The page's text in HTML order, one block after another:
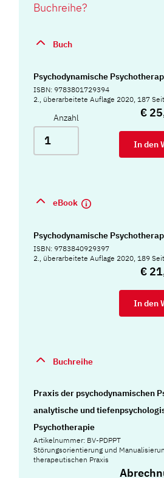
Buchreihe?
Buch
Psychodynamische
ISBN: 9783801729394
2., überarbeitete Auflage 2020, 187
Anzahl €
In den
eBook
Psychodynamische
ISBN: 9783840929397
2., überarbeitete Auflage 2020, 189
€
In den
Buchreihe
Praxis der psychodynamischen
analytische und
Psychotherapie
Artikelnummer: BV-PDPPT
Störungsorientierung und
therapeutischen Praxis